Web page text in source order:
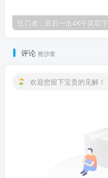
惩罚者：最后一击4K中英双字
评论 抢沙发
欢迎您留下宝贵的见解！